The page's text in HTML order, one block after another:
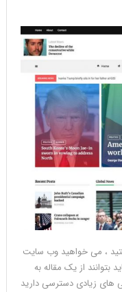
، می خواهید وب سایت
بتوانند از یک مقاله به
های زیادی دسترسی دارید